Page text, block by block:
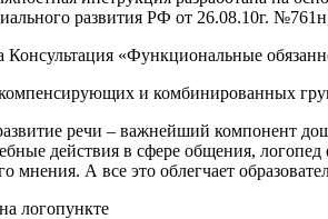
развития РФ от 26.08.10г.
Консультация «Функциональные
компенсирующих и комбинированных
речи – важнейший компонент
действия в сфере общения,
мнения. А все это облегчает
логопункте